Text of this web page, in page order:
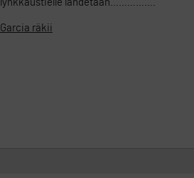
lynkkaustielle lähdetään…………….
Garcia räkii